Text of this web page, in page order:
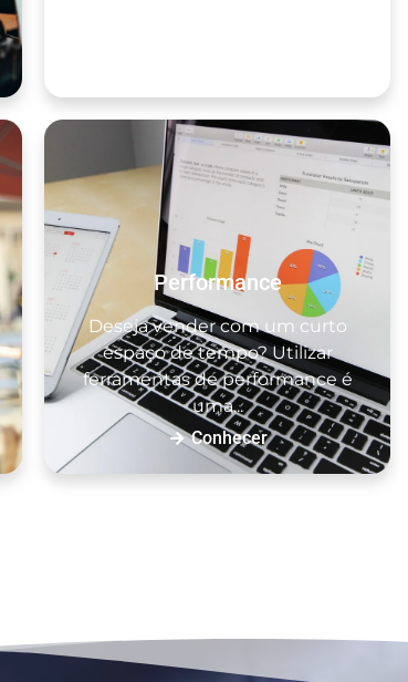
Performance
Deseja vender com um curto
espaço de tempo? Utilizar
ferramentas de performance é
uma...
Conhecer